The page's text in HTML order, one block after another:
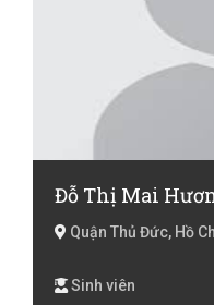
Đỗ Thị Mai
Quận Thủ Đức, Hồ
Sinh viên